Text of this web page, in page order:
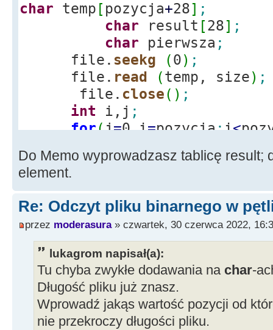
char temp [ pozycja+28] ;
char result [28] ;
char pierwsza ;
file. seekg (0) ;
file. read (temp, size) ;
file. close( ) ;
int i,j ;
for(j=0,i=pozycja;i<
pierwsza=result[0] ;
Do Memo wyprowadzasz tablicę result;
element.
Re: Odczyt pliku binarnego w
przez moderasura» czwartek, 30 czerwca 2022,
lukagrom napisał(a):
Tu chyba zwykłe dodawania na char-
Długość pliku już znasz.
Wprowadź jakąs wartość pozycji od
nie przekroczy długości pliku.